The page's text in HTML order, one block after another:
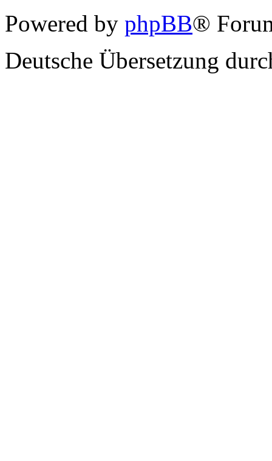
Powered by phpBB®
Deutsche Übersetzung